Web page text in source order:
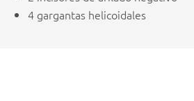
4 gargantas helicoidales